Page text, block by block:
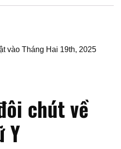
vào Tháng Hai 19th, 2025
chút về
Y